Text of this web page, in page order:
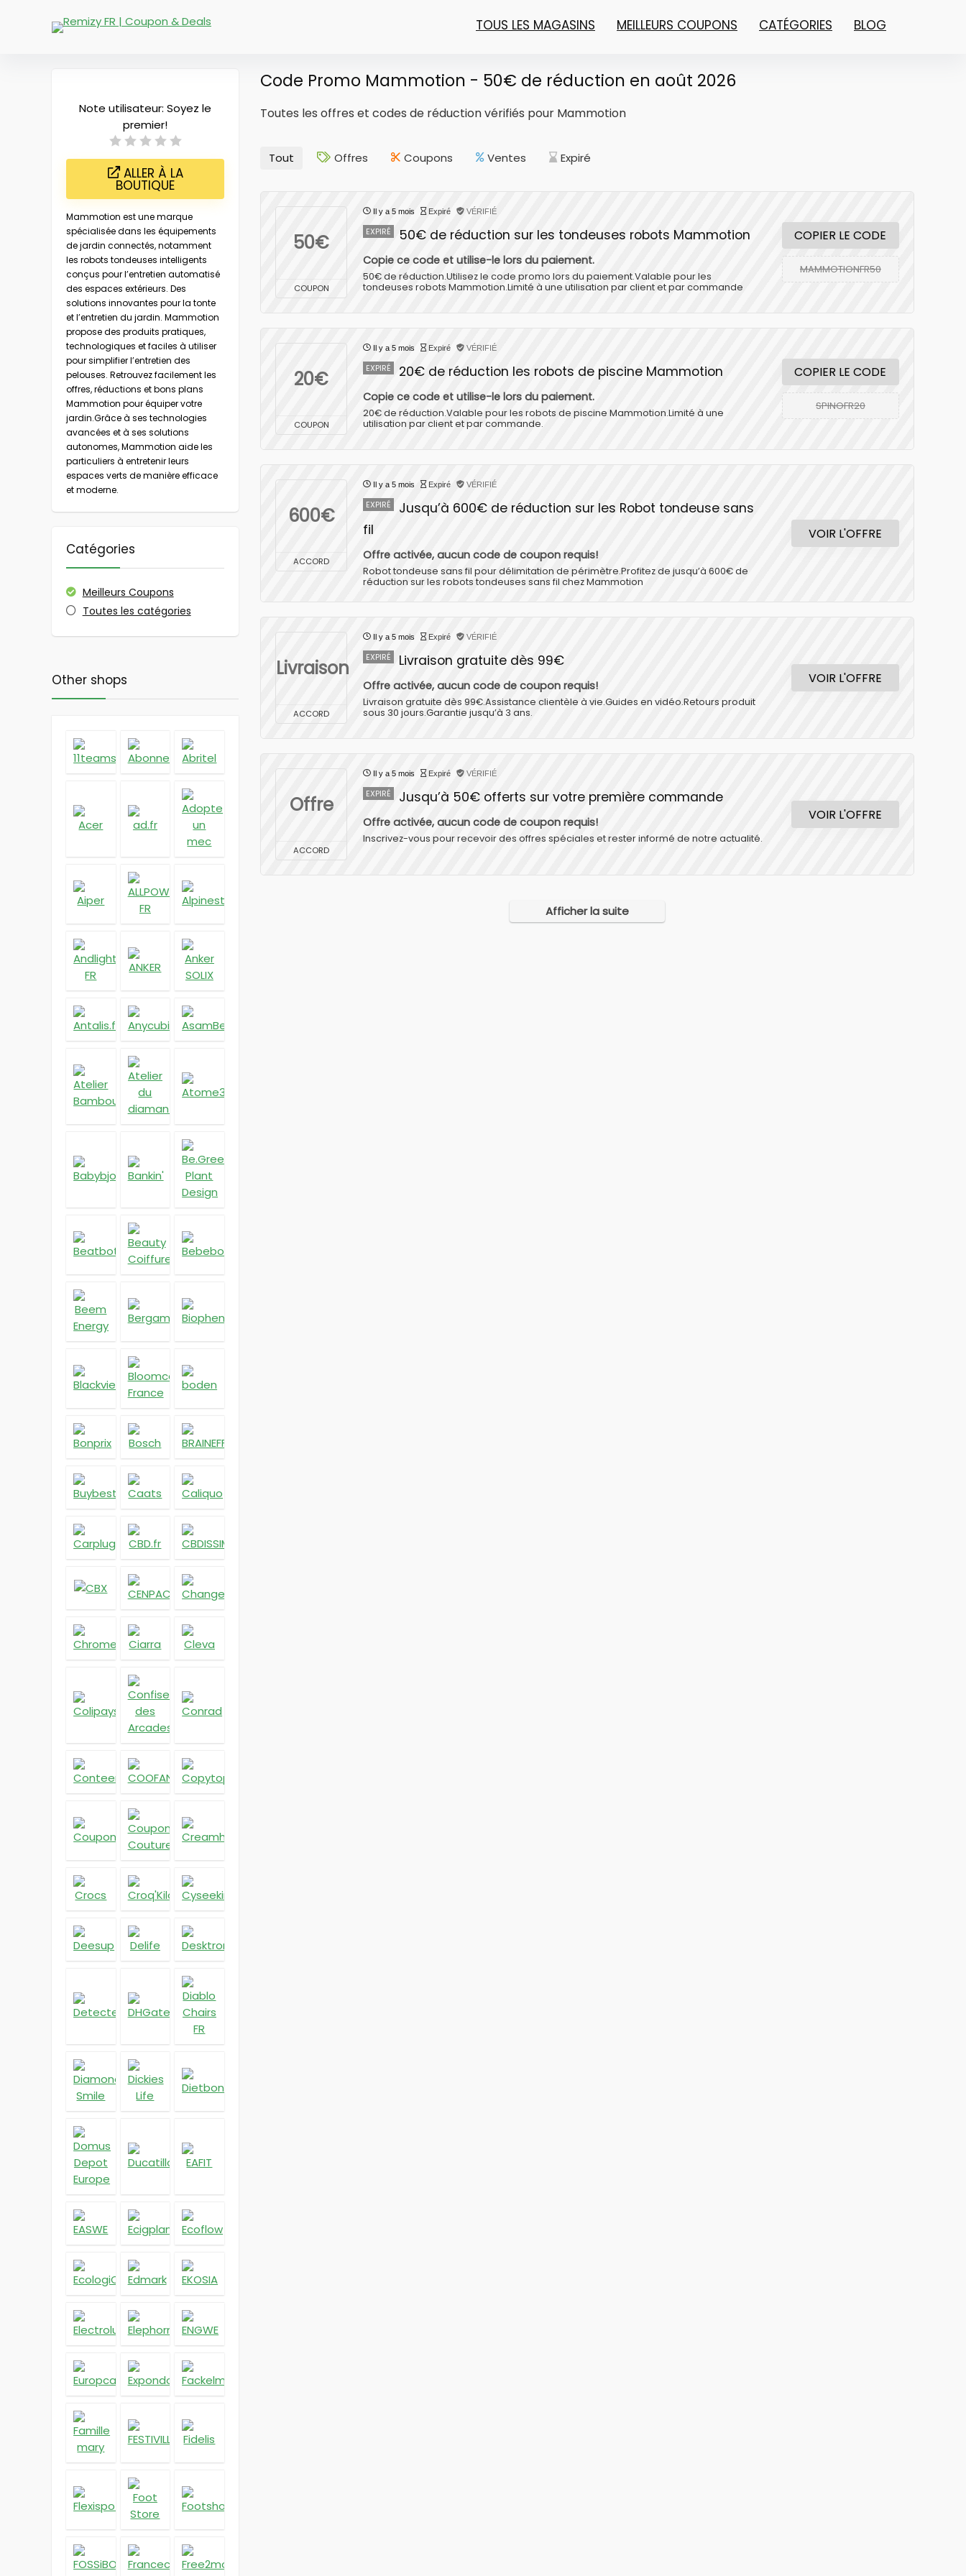
TOUS LES MAGASINS MEILLEURS COUPONS CATÉGORIES BLOG
Code Promo Mammotion - 50€ de réduction en août 2026
Toutes les offres et codes de réduction vérifiés pour Mammotion
Note utilisateur: Soyez le
premier!
ALLER À LA
BOUTIQUE
Mammotion est une marque
spécialisée dans les équipements
de jardin connectés, notamment
les robots tondeuses intelligents
conçus pour l’entretien automatisé
des espaces extérieurs. Des
solutions innovantes pour la tonte
et l’entretien du jardin. Mammotion
propose des produits pratiques,
technologiques et faciles à utiliser
pour simplifier l’entretien des
pelouses. Retrouvez facilement les
offres, réductions et bons plans
Mammotion pour équiper votre
jardin.Grâce à ses technologies
avancées et à ses solutions
autonomes, Mammotion aide les
particuliers à entretenir leurs
espaces verts de manière efficace
et moderne.
Catégories
Meilleurs Coupons
Toutes les catégories
Tout Offres Coupons Ventes Expiré
50€
COUPON
Il y a 5 mois Expiré VÉRIFIÉ
EXPIRÉ 50€ de réduction sur les tondeuses robots Mammotion
Copie ce code et utilise-le lors du paiement.
50€ de réduction.Utilisez le code promo lors du paiement.Valable pour les
tondeuses robots Mammotion.Limité à une utilisation par client et par commande
COPIER LE CODE
MAMMOTIONFR50
20€
COUPON
Il y a 5 mois Expiré VÉRIFIÉ
EXPIRÉ 20€ de réduction les robots de piscine Mammotion
Copie ce code et utilise-le lors du paiement.
20€ de réduction.Valable pour les robots de piscine Mammotion.Limité à une
utilisation par client et par commande.
COPIER LE CODE
SPINOFR20
600€
ACCORD
Il y a 5 mois Expiré VÉRIFIÉ
EXPIRÉ
Jusqu’à 600€ de réduction sur les Robot tondeuse sans
fil
Offre activée, aucun code de coupon requis!
Robot tondeuse sans fil pour délimitation de périmètre.Profitez de jusqu’à 600€ de
réduction sur les robots tondeuses sans fil chez Mammotion
VOIR L'OFFRE
Livraison
ACCORD
Il y a 5 mois Expiré VÉRIFIÉ
EXPIRÉ Livraison gratuite dès 99€
Offre activée, aucun code de coupon requis!
Livraison gratuite dès 99€.Assistance clientèle à vie.Guides en vidéo.Retours produit
sous 30 jours.Garantie jusqu’à 3 ans.
VOIR L'OFFRE
Offre
ACCORD
Il y a 5 mois Expiré VÉRIFIÉ
EXPIRÉ Jusqu’à 50€ offerts sur votre première commande
Offre activée, aucun code de coupon requis!
Inscrivez-vous pour recevoir des offres spéciales et rester informé de notre actualité.
VOIR L'OFFRE
Afficher la suite
Other shops